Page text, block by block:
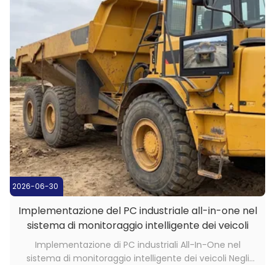
2026-06-30
Implementazione del PC industriale all-in-one nel
sistema di monitoraggio intelligente dei veicoli
Implementazione di PC industriali All-In-One nel
sistema di monitoraggio intelligente dei veicoli Negli